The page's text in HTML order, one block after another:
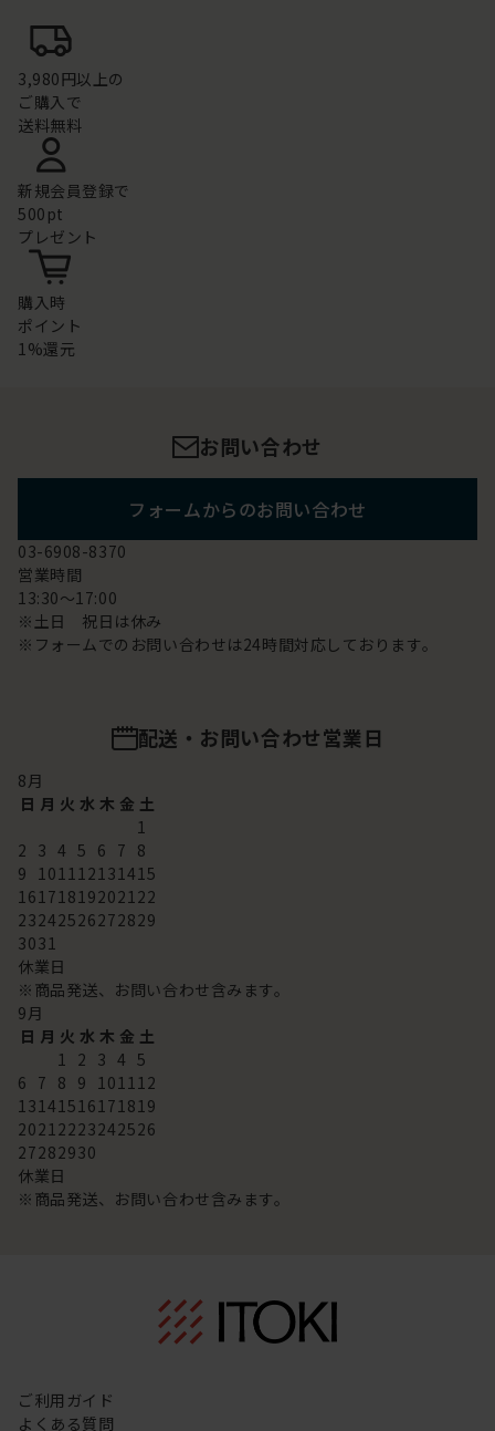
3,980円以上の
ご購入で
送料無料
新規会員登録で
500pt
プレゼント
購入時
ポイント
1%還元
お問い合わせ
フォームからのお問い合わせ
03-6908-8370
営業時間
13:30～17:00
※土日 祝日は休み
※フォームでのお問い合わせは24時間対応しております。
配送・お問い合わせ営業日
8月
日 月 火 水 木 金 土
1
2 3 4 5 6 7 8
9 101112131415
16171819202122
23242526272829
3031
休業日
※商品発送、お問い合わせ含みます。
9月
日 月 火 水 木 金 土
1 2 3 4 5
6 7 8 9 101112
13141516171819
20212223242526
27282930
休業日
※商品発送、お問い合わせ含みます。
ご利用ガイド
よくある質問